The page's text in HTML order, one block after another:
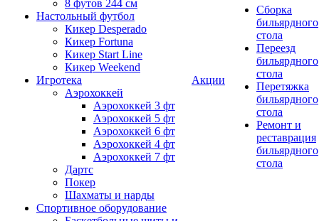
8 футов 244 см
Настольный футбол
Кикер Desperado
Кикер Fortuna
Кикер Start Line
Кикер Weekend
Игротека
Аэрохоккей
Аэрохоккей 3 фт
Аэрохоккей 5 фт
Аэрохоккей 6 фт
Аэрохоккей 4 фт
Аэрохоккей 7 фт
Дартс
Покер
Шахматы и нарды
Спортивное оборудование
Акции
Сборка
бильярдного
стола
Переезд
бильярдного
стола
Перетяжка
бильярдного
стола
Ремонт и
реставрация
бильярдного
стола